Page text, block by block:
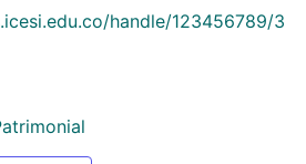
handle/123456789/3